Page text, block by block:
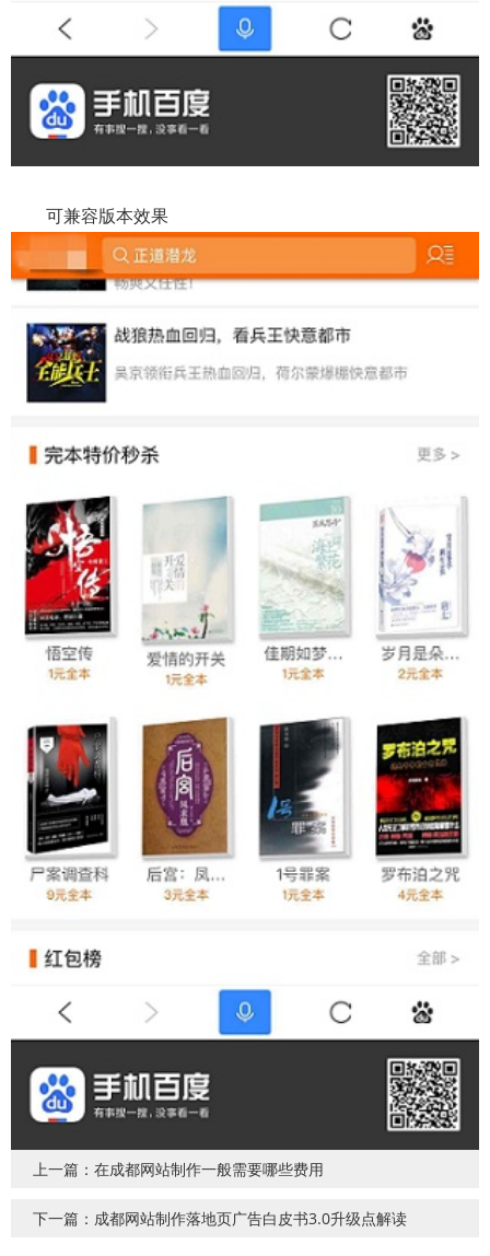
可兼容版本效果
上一篇：在成都网站制作一般需要哪些费用
下一篇：成都网站制作落地页广告白皮书3.0升级点解读